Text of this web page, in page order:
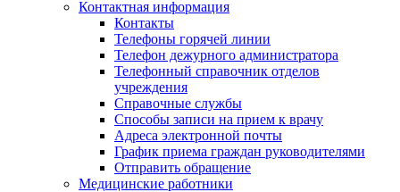
Контактная информация
Контакты
Телефоны горячей линии
Телефон дежурного администратора
Телефонный справочник отделов
учреждения
Справочные службы
Способы записи на прием к врачу
Адреса электронной почты
График приема граждан руководителями
Отправить обращение
Медицинские работники